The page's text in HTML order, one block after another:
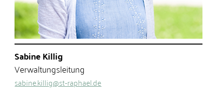
Sabine Killig
Verwaltungsleitung
sabine.killig@st-raphael.de